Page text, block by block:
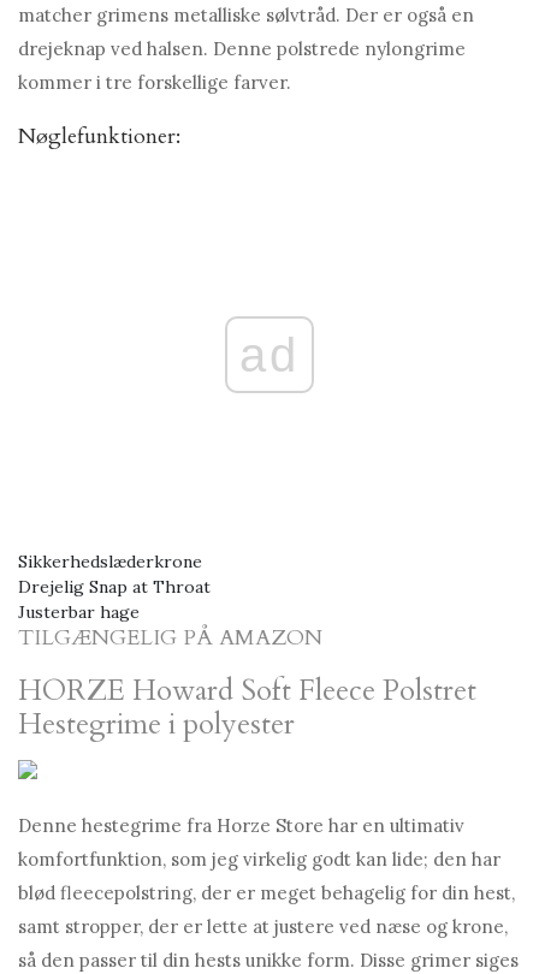
matcher grimens metalliske sølvtråd. Der er også en
drejeknap ved halsen. Denne polstrede nylongrime
kommer i tre forskellige farver.
Nøglefunktioner:
ad
Sikkerhedslæderkrone
Drejelig Snap at Throat
Justerbar hage
TILGÆNGELIG PÅ AMAZON
HORZE Howard Soft Fleece Polstret
Hestegrime i polyester
Denne hestegrime fra Horze Store har en ultimativ
komfortfunktion, som jeg virkelig godt kan lide; den har
blød fleecepolstring, der er meget behagelig for din hest,
samt stropper, der er lette at justere ved næse og krone,
så den passer til din hests unikke form. Disse grimer siges